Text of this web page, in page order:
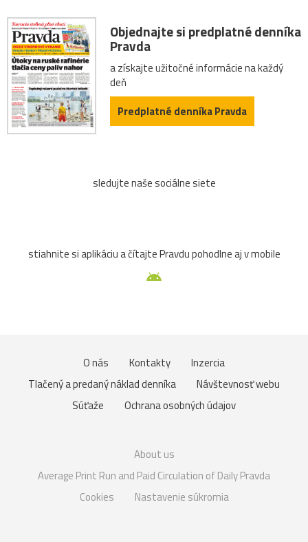
Objednajte si predplatné denníka
Pravda
a získajte užitočné informácie na každý
deň
Predplatné denníka Pravda
sledujte naše sociálne siete
stiahnite si aplikáciu a čítajte Pravdu pohodlne aj v mobile
O nás Kontakty
Inzercia
Tlačený a predaný náklad denníka
Návštevnosť webu
Súťaže
Ochrana osobných údajov
About us
Average Print Run and Paid Circulation of Daily Pravda
Cookies
Nastavenie súkromia